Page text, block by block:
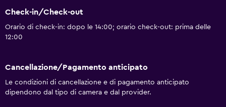
Check-in/Check-out
Orario di check-in: dopo le 14:00; orario check-out: prima delle
12:00
Cancellazione/Pagamento anticipato
Le condizioni di cancellazione e di pagamento anticipato
dipendono dal tipo di camera e dal provider.